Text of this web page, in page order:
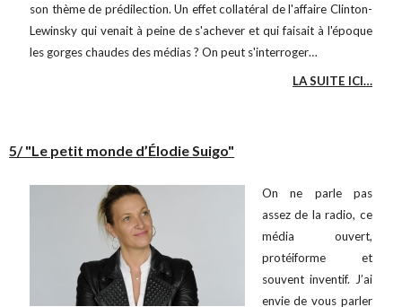
son thème de prédilection. Un effet collatéral de l'affaire Clinton-
Lewinsky qui venait à peine de s'achever et qui faisait à l'époque
les gorges chaudes des médias ? On peut s'interroger…
LA SUITE ICI…
5/ "Le petit monde d’Élodie Suigo"
On ne parle pas
assez de la radio, ce
média ouvert,
protéiforme et
souvent inventif. J’ai
envie de vous parler